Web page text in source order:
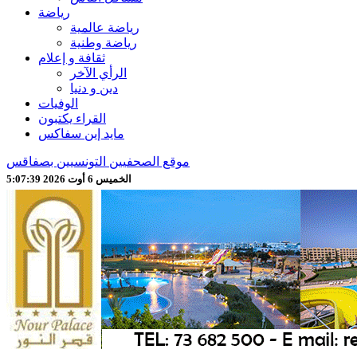
رياضة
رياضة عالمية
رياضة وطنية
ثقافة و إعلام
الرأي الآخر
دين و دنيا
الوفيات
القراء يكتبون
مايد إين سفاكس
موقع الصحفيين التونسيين بصفاقس
الخميس 6 أوت 2026 5:07:41